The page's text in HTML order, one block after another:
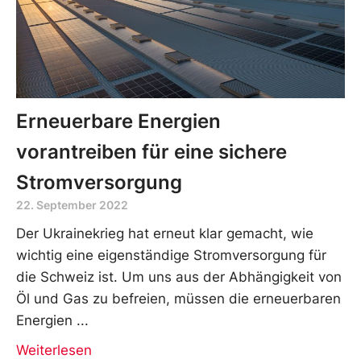
Erneuerbare Energien
vorantreiben für eine sichere
Stromversorgung
22. September 2022
Der Ukrainekrieg hat erneut klar gemacht, wie
wichtig eine eigenständige Stromversorgung für
die Schweiz ist. Um uns aus der Abhängigkeit von
Öl und Gas zu befreien, müssen die erneuerbaren
Energien
Weiterlesen